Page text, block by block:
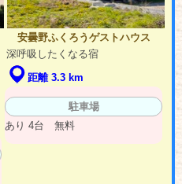
安曇野ふくろうゲストハウス
深呼吸したくなる宿
距離 3.3 km
駐車場
あり 4台 無料